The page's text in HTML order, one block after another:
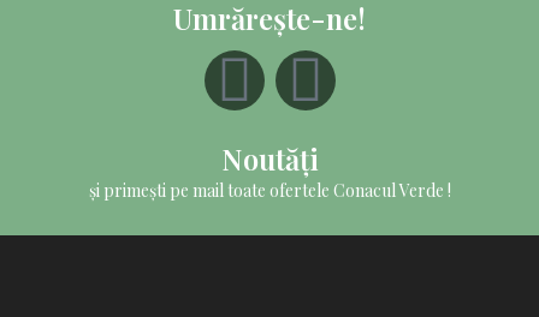
Umrărește-ne!
Noutăți
și primești pe mail toate ofertele Conacul Verde !